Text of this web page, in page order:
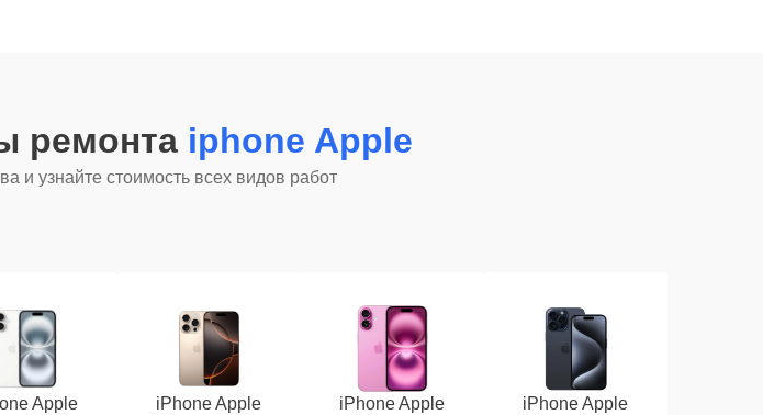
ремонта iphone Apple
и узнайте стоимость всех видов работ
Apple
iPhone Apple
iPhone Apple
iPhone Apple